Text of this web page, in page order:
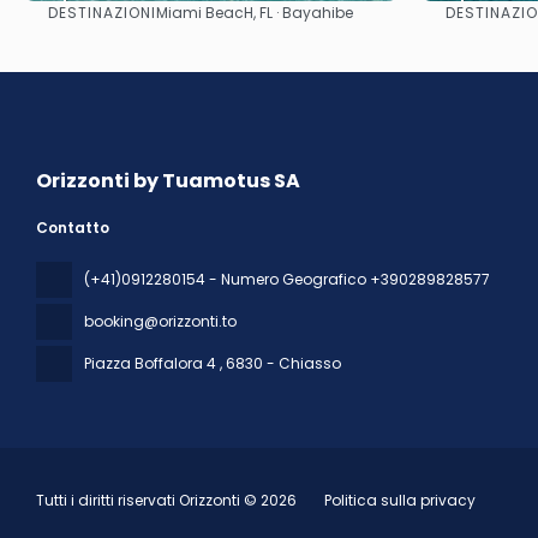
Vedere
DESTINAZIONIMiami BeacH, FL · Bayahibe
Orizzonti by Tuamotus SA
Contatto
(+41)0912280154 - Numero Geografico +390289828577
booking@orizzonti.to
Piazza Boffalora 4, 6830 - Chiasso
Tutti i diritti riservati Orizzonti © 2026 Politica sulla privacy